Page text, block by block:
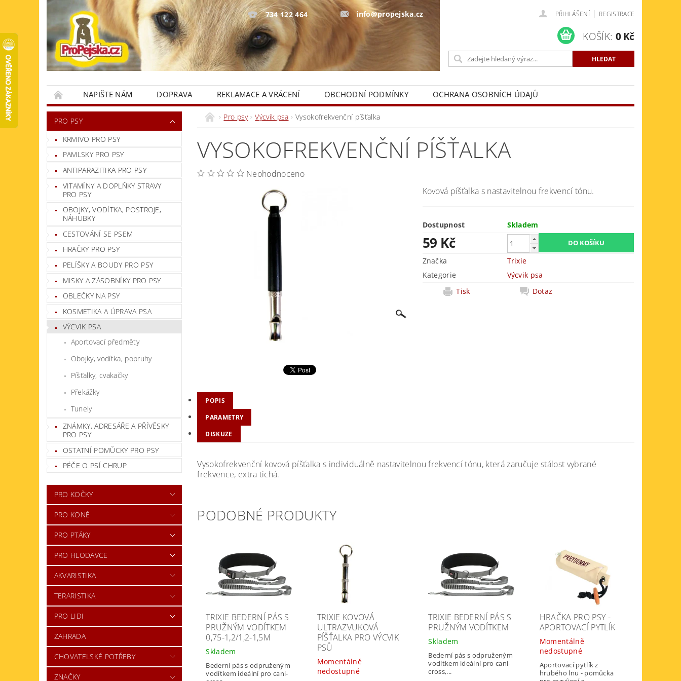
734 122 464 info@propejska.cz PŘIHLÁŠENÍ | REGISTRACE
KOŠÍK: 0 Kč
NAPIŠTE NÁM DOPRAVA REKLAMACE A VRÁCENÍ OBCHODNÍ PODMÍNKY
OCHRANA OSOBNÍCH ÚDAJŮ
KONTAKTY
PRO PSY
KRMIVO PRO PSY
PAMLSKY PRO PSY
ANTIPARAZITIKA PRO PSY
VITAMÍNY A DOPLŇKY STRAVY
PRO PSY
OBOJKY, VODÍTKA, POSTROJE,
NÁHUBKY
CESTOVÁNÍ SE PSEM
HRAČKY PRO PSY
PELÍŠKY A BOUDY PRO PSY
MISKY A ZÁSOBNÍKY PRO PSY
OBLEČKY NA PSY
KOSMETIKA A ÚPRAVA PSA
VÝCVIK PSA
Aportovací předměty
Obojky, vodítka, popruhy
Píšťalky, cvakačky
Překážky
Tunely
ZNÁMKY, ADRESÁŘE A PŘÍVĚSKY
PRO PSY
OSTATNÍ POMŮCKY PRO PSY
PÉČE O PSÍ CHRUP
PRO KOČKY
PRO KONĚ
PRO PTÁKY
PRO HLODAVCE
AKVARISTIKA
TERARISTIKA
PRO LIDI
ZAHRADA
CHOVATELSKÉ POTŘEBY
ZNAČKY
Pro psy Výcvik psa Vysokofrekvenční píšťalka
VYSOKOFREKVENČNÍ PÍŠŤALKA
Neohodnoceno
Kovová píšťalka s nastavitelnou frekvencí tónu.
Dostupnost Skladem
59 Kč
Značka
Trixie
Kategorie
Výcvik psa
Tisk
Dotaz
POPIS
PARAMETRY
DISKUZE
Vysokofrekvenční kovová píšťalka s individuálně nastavitelnou frekvencí tónu, která zaručuje stálost vybrané
frekvence, extra tichá.
PODOBNÉ PRODUKTY
TRIXIE BEDERNÍ PÁS S
PRUŽNÝM VODÍTKEM
0,75-1,2/1,2-1,5M
Skladem
Bederní pás s odpruženým
vodítkem ideální pro cani-
TRIXIE KOVOVÁ
ULTRAZVUKOVÁ
PÍŠŤALKA PRO VÝCVIK
PSŮ
Momentálně
nedostupné
TRIXIE BEDERNÍ PÁS S
PRUŽNÝM VODÍTKEM
Skladem
Bederní pás s odpruženým
vodítkem ideální pro cani-
cross,...
HRAČKA PRO PSY -
APORTOVACÍ PYTLÍK
Momentálně
nedostupné
Aportovací pytlík z
hrubého lnu - pomůcka